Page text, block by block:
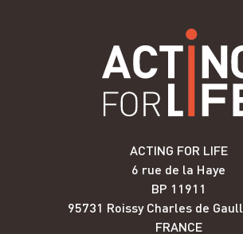
ACTING FOR LIFE
6 rue de la Haye
BP 11911
95731 Roissy Charles de
FRANCE